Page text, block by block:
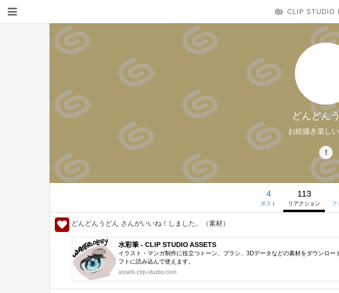
CLIP STUDIO
どんどん
お絵描き楽し
4
ポスト
113
リアクション フ
どんどんうどん さんがいいね！しました。（素材）
水彩筆 - CLIP STUDIO ASSETS
イラスト・マンガ制作に役立つトーン、ブラシ、3Dデータなどの素材をダウンロ
フトに読み込んで使えます。
assets.clip-studio.com